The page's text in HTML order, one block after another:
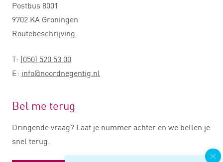
Postbus 8001
9702 KA Groningen
Routebeschrijving
T: (050) 520 53 00
E: info@noordnegentig.nl
Bel me terug
Dringende vraag? Laat je nummer achter en we bellen je
snel terug.